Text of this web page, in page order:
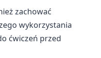
zachować
wykorzystania
ćwiczeń przed